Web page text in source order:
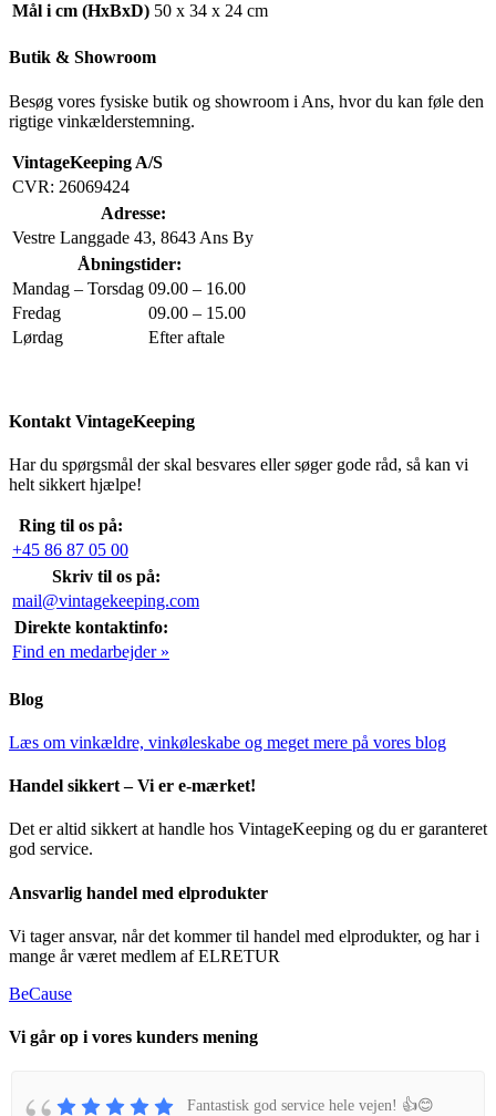
Mål i cm (HxBxD) 50 x 34 x 24 cm
Butik & Showroom
Besøg vores fysiske butik og showroom i Ans, hvor du kan føle den
rigtige vinkælderstemning.
VintageKeeping A/S
CVR: 26069424
Adresse:
Vestre Langgade 43, 8643 Ans By
Åbningstider:
Mandag – Torsdag 09.00 – 16.00
Fredag
09.00 – 15.00
Lørdag
Efter aftale
Kontakt VintageKeeping
Har du spørgsmål der skal besvares eller søger gode råd, så kan vi
helt sikkert hjælpe!
Ring til os på:
+45 86 87 05 00
Skriv til os på:
mail@vintagekeeping.com
Direkte kontaktinfo:
Find en medarbejder »
Blog
Læs om vinkældre, vinkøleskabe og meget mere på vores blog
Handel sikkert – Vi er e-mærket!
Det er altid sikkert at handle hos VintageKeeping og du er garanteret
god service.
Ansvarlig handel med elprodukter
Vi tager ansvar, når det kommer til handel med elprodukter, og har i
mange år været medlem af ELRETUR
BeCause
Vi går op i vores kunders mening
Fantastisk god service hele vejen! 👍😊